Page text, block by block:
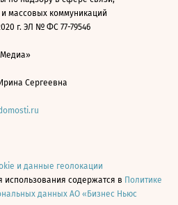
массовых коммуникаций
г. ЭЛ № ФС 77-79546
Медиа»
Сергеевна
и данные геолокации
использования содержатся в Политике
данных АО «Бизнес Ньюс